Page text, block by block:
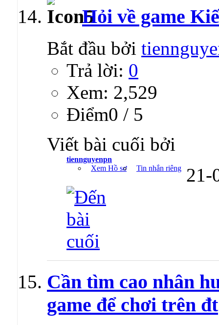
Hỏi về game
Bắt đầu bởi
Trả lời: 0
Xem: 2,529
Ðiểm0 / 5
Viết bài cuối bởi
tiennguyenpn
Xem Hồ sơ
Tin nhắn riêng 21-
Cần tìm cao nhân
game để chơi trên đt